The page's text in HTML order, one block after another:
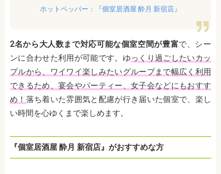
ホットペッパー：『個室居酒屋 酔月 新宿店』
2名から大人数まで対応可能な個室空間が豊富で、シー
ンに合わせた利用が可能です。ゆっくり過ごしたいカッ
プルから、ワイワイ楽しみたいグループまで幅広く利用
できるため、宴会やパーティー、女子会などにもおすす
め！ 落ち着いた雰囲気と配慮が行き届いた個室で、楽し
い時間を心ゆくまで楽しめます。
『個室居酒屋 酔月 新宿店』がおすすめな方